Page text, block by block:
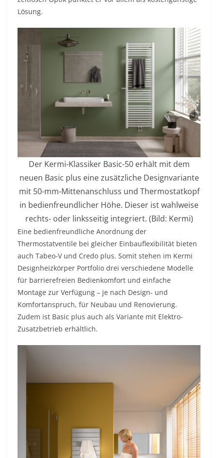
Lösung.
Der Kermi-Klassiker Basic-50 erhält mit dem
neuen Basic plus eine zusätzliche Designvariante
mit 50-mm-Mittenanschluss und Thermostatkopf
in bedienfreundlicher Höhe. Dieser ist wahlweise
rechts- oder linksseitig integriert. (Bild: Kermi)
Eine bedienfreundliche Anordnung der
Thermostatventile bei gleicher Einbauflexibilität bieten
auch Tabeo-V und Credo plus. Somit stehen im Kermi
Designheizkörper Portfolio drei verschiedene Modelle
für barrierefreien Bedienkomfort und einfache
Montage zur Verfügung – je nach Design- und
Komfortanspruch, für Neubau und Renovierung.
Zudem ist Basic plus auch als Variante mit Elektro-
Zusatzbetrieb erhältlich.